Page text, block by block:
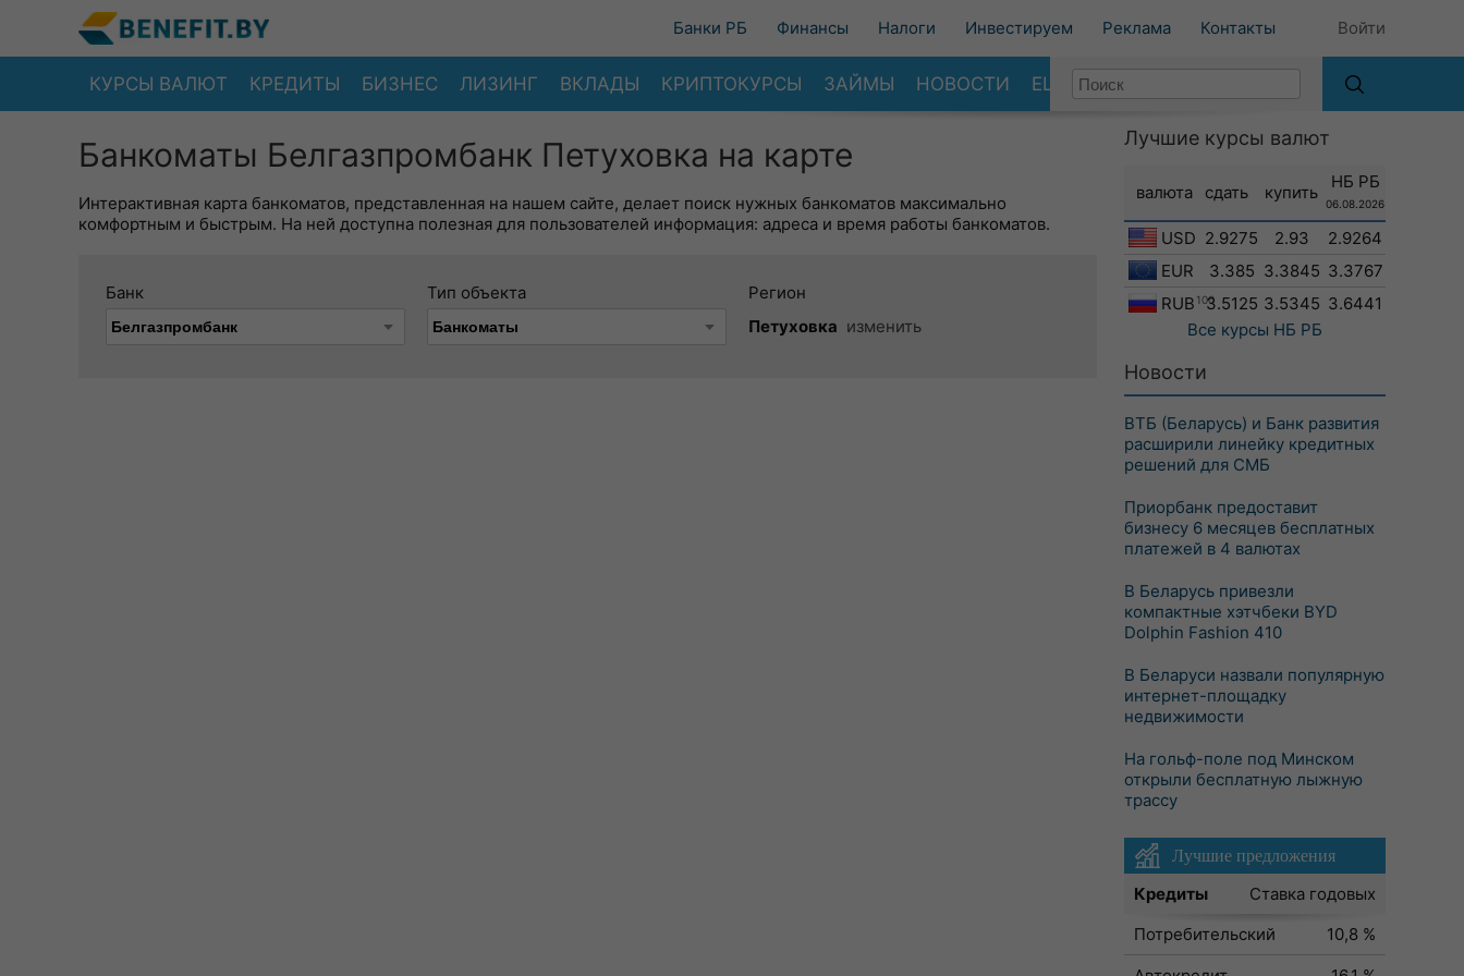
Банки РБ Финансы Налоги Инвестируем Реклама Контакты Войти
КУРСЫ ВАЛЮТ КРЕДИТЫ БИЗНЕС ЛИЗИНГ ВКЛАДЫ КРИПТОКУРСЫ ЗАЙМЫ НОВОСТИ ЕЩЕ
Банкоматы Белгазпромбанк Петуховка на карте
Интерактивная карта банкоматов, представленная на нашем сайте, делает поиск нужных банкоматов максимально
комфортным и быстрым. На ней доступна полезная для пользователей информация: адреса и время работы банкоматов.
Банк Тип объекта
Регион
Петуховка изменить
Лучшие курсы валют
валюта сдать купить
НБ РБ
06.08.2026
USD 2.9275 2.93
2.9264
EUR
3.385 3.3845 3.3767
RUB 1003.5125 3.5345 3.6441
Все курсы НБ РБ
Новости
ВТБ (Беларусь) и Банк развития
расширили линейку кредитных
решений для СМБ
Приорбанк предоставит
бизнесу 6 месяцев бесплатных
платежей в 4 валютах
В Беларусь привезли
компактные хэтчбеки BYD
Dolphin Fashion 410
В Беларуси назвали популярную
интернет-площадку
недвижимости
На гольф-поле под Минском
открыли бесплатную лыжную
трассу
Лучшие предложения
Кредиты
Ставка годовых
Потребительский
10,8 %